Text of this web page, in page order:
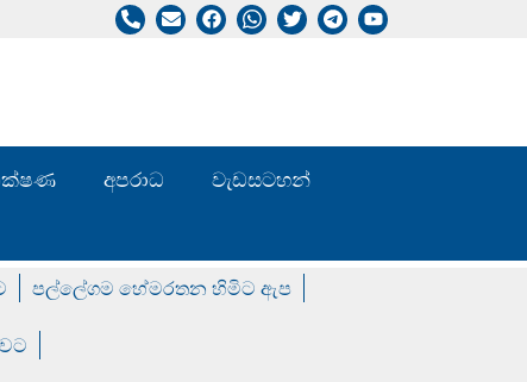
අපරාධ
වැඩසටහන්
පල්ලේගම හේමරතන හිමිට ඇප